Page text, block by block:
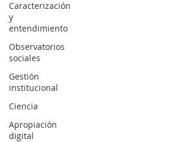
Caracterización
y
entendimiento
Observatorios
sociales
Gestión
institucional
Ciencia
Apropiación
digital